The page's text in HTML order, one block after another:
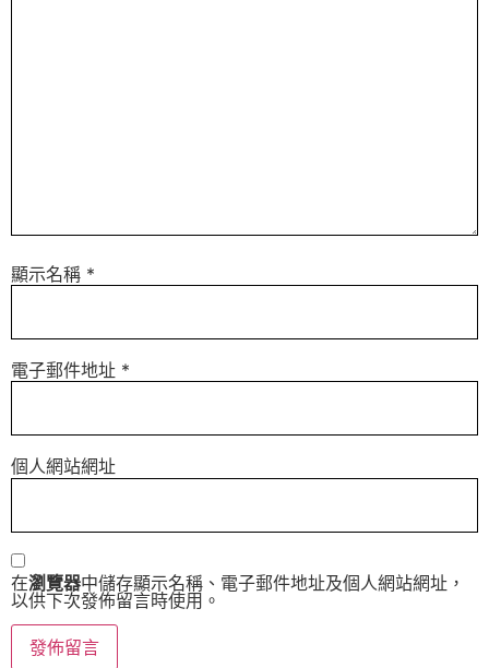
顯示名稱 *
電子郵件地址 *
個人網站網址
在瀏覽器中儲存顯示名稱、電子郵件地址及個人網站網址，
以供下次發佈留言時使用。